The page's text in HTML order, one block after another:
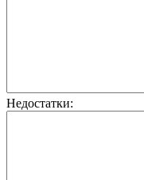
Недостатки: